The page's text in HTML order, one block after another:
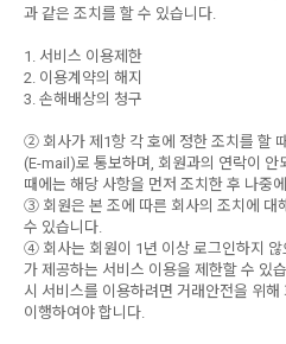
과 같은 조치를 할 수 있습니다.
1. 서비스 이용제한
2. 이용계약의 해지
3. 손해배상의 청구
② 회사가 제1항 각 호에 정한 조치를 할
(E-mail)로 통보하며, 회원과의 연락이 안
때에는 해당 사항을 먼저 조치한 후 나중
③ 회원은 본 조에 따른 회사의 조치에 대
수 있습니다.
④ 회사는 회원이 1년 이상 로그인하지
가 제공하는 서비스 이용을 제한할 수 있
시 서비스를 이용하려면 거래안전을 위
이행하여야 합니다.